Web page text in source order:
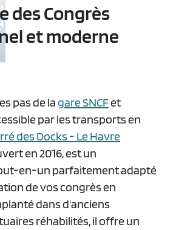
des Congrès
et moderne
pas de lagare SNCFet
par les transports en
des Docks - Le Havre
en 2016, est un
en-un parfaitement adapté
de vos congrès en
dans d'anciens
réhabilités, il offre un